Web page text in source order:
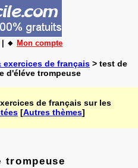
| 🔸 Mon compte
exercices de français > test de
d'éléve trompeuse
de français sur les
[Autres thèmes]
trompeuse